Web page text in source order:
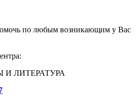
по любым возникающим у Вас
ЛИТЕРАТУРА